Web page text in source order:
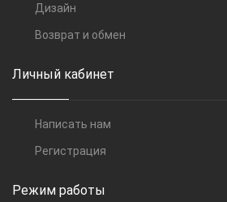
Дизайн
Возврат и обмен
Личный кабинет
Написать нам
Регистрация
Режим работы